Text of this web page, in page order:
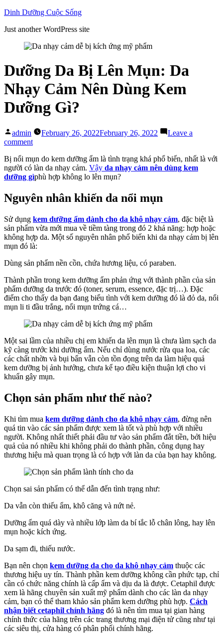
Skip
content
Dinh Dưỡng Cuộc Sống
Just another WordPress site
Dưỡng Da Bị Lên Mụn: Da
Nhạy Cảm Nên Dùng Kem
Dưỡng Gì?
Posted
by
admin February 26, 2022February 26, 2022
Leave a
commenton
Da
Bị
Lên
Da
Nhạy
Nên
Dùng
Kem
Dưỡng
Bị nổi mụn do kem dưỡng ẩm là tình trạng khá phổ biến, nhất là với
người có làn da nhạy cảm. Vậy da nhạy cảm nên dùng kem
dưỡng gìphù hợp không lo lên mụn?
Nguyên nhân khiến da nổi mụn
Sử dụng kem dưỡng ẩm dành cho da khô nhạy cảm, đặc biệt là
sản phẩm vừa mới mua về tiềm tàng trong đó 2 khả năng: hợp hoặc
không hợp da. Một số nguyên nhân phổ biến khi da nhạy cảm bị lên
mụn đó là:
Dùng sản phẩm nền cồn, chứa hương liệu, có paraben.
Thành phần trong kem dưỡng ẩm phản ứng với thành phần của sản
phẩm dưỡng da trước đó (toner, serum, essence, đặc trị…). Đặc
điểm cho thấy da bạn đang biểu tình với kem dưỡng đó là đỏ da, nổi
mụn li ti đầu trắng, nổi mụn trứng cá…
Một sai lầm của nhiều chị em khiến da lên mụn là chưa làm sạch da
kỹ càng trước khi dưỡng ẩm. Nếu chỉ dùng nước rửa qua loa, các
các chất nhờn và bụi bẩn vẫn còn tồn đọng trên da làm hiệu quả
kem dưỡng bị ảnh hưởng, chưa kể tạo điều kiện thuận lợi cho vi
khuẩn gây mụn.
Chọn sản phẩm như thế nào?
Khi tìm mua kem dưỡng dành cho da khô nhạy cảm, đừng nên
quá tin vào các sản phẩm được xem là tốt và phù hợp với nhiều
người. Không nhất thiết phải đầu tư vào sản phẩm đắt tiền, bởi hiệu
quả của nó nhiều khi không phải do thành phần, công dụng hay
thương hiệu mà quan trọng là có hợp với làn da của bạn hay không.
Chọn sai sản phẩm có thể dẫn đến tình trạng như:
Da vẫn còn thiếu ẩm, khô căng và nứt nẻ.
Dưỡng ẩm quá dày và nhiều lớp làm da bí tắc lỗ chân lông, hay lên
mụn hoặc kích ứng.
Da sạm đi, thiếu nước.
Bạn nên chọn kem dưỡng da cho da khô nhạy cảm thuộc các
thương hiệu uy tín. Thành phần kem dưỡng không cần phức tạp, chỉ
cần có chức năng chính là cấp ẩm và dịu da là được. Cetaphil được
xem là hãng chuyên sản xuất mỹ phẩm dành cho các làn da nhạy
cảm, bạn có thể tham khảo sản phẩm kem dưỡng phù hợp. Cách
nhận biết cetaphil chính hãng đó là nên tìm mua tại gian hàng
chính thức của hãng trên các trang thương mại điện tử cũng như tại
các siêu thị, cửa hàng có phân phối chính hãng.